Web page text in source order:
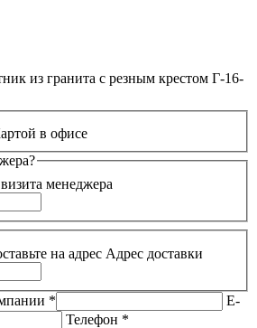
из гранита с резным крестом Г-16-
в офисе
менеджера
на адрес Адрес доставки
*
E-
Телефон *